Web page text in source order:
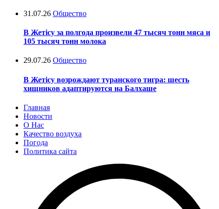
31.07.26 Общество
В Жетісу за полгода произвели 47 тысяч тонн мяса и
105 тысяч тонн молока
29.07.26 Общество
В Жетісу возрождают туранского тигра: шесть
хищников адаптируются на Балхаше
Главная
Новости
О Нас
Качество воздуха
Погода
Политика сайта